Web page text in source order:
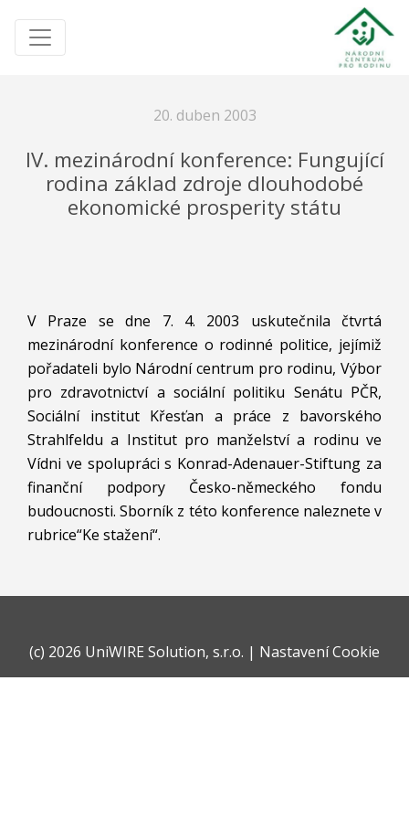
20. duben 2003
IV. mezinárodní konference: Fungující
rodina základ zdroje dlouhodobé
ekonomické prosperity státu
V Praze se dne 7. 4. 2003 uskutečnila čtvrtá
mezinárodní konference o rodinné politice, jejímiž
pořadateli bylo Národní centrum pro rodinu, Výbor
pro zdravotnictví a sociální politiku Senátu PČR,
Sociální institut Křesťan a práce z bavorského
Strahlfeldu a Institut pro manželství a rodinu ve
Vídni ve spolupráci s Konrad-Adenauer-Stiftung za
finanční podpory Česko-německého fondu
budoucnosti. Sborník z této konference naleznete v
rubrice“Ke stažení“.
(c) 2026 UniWIRE Solution, s.r.o. | Nastavení Cookie